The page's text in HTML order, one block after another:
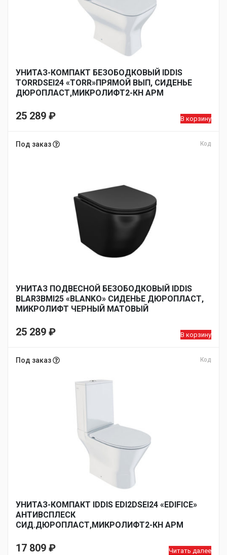
УНИТАЗ-КОМПАКТ БЕЗОБОДКОВЫЙ IDDIS
TORRDSEI24 «TORR»ПРЯМОЙ ВЫП, СИДЕНЬЕ
ДЮРОПЛАСТ,МИКРОЛИФТ2-КН АРМ
25 289 ₽ В корзину
Под заказ Код
УНИТАЗ ПОДВЕСНОЙ БЕЗОБОДКОВЫЙ IDDIS
BLAR3BMI25 «BLANKO» СИДЕНЬЕ ДЮРОПЛАСТ,
МИКРОЛИФТ ЧЕРНЫЙ МАТОВЫЙ
25 289 ₽ В корзину
Под заказ Код
УНИТАЗ-КОМПАКТ IDDIS EDI2DSEI24 «EDIFICE»
АНТИВСПЛЕСК
СИД.ДЮРОПЛАСТ,МИКРОЛИФТ2-КН АРМ
17 809 ₽ Читать далее